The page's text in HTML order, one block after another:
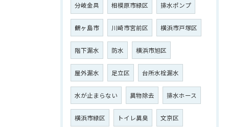
分岐金具 相模原市緑区 排水ポンプ
鶴ヶ島市 川崎市宮前区 横浜市戸塚区
階下漏水 防水 横浜市旭区
屋外漏水 足立区 台所水栓漏水
水が止まらない 異物除去 排水ホース
横浜市緑区 トイレ異臭 文京区